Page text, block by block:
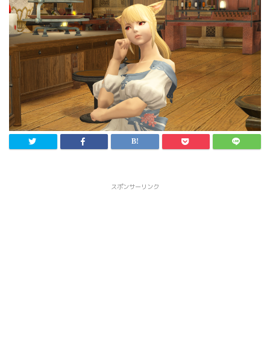
スポンサーリンク